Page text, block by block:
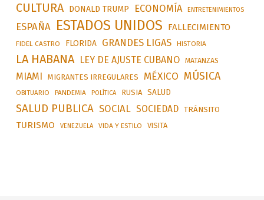
CULTURA DONALD TRUMP ECONOMÍA ENTRETENIMIENTOS
ESPAÑA ESTADOS UNIDOS FALLECIMIENTO
FIDEL CASTRO FLORIDA GRANDES LIGAS HISTORIA
LA HABANA LEY DE AJUSTE CUBANO MATANZAS
MIAMI MIGRANTES IRREGULARES MÉXICO MÚSICA
OBITUARIO PANDEMIA POLÍTICA RUSIA SALUD
SALUD PUBLICA SOCIAL SOCIEDAD TRÁNSITO
TURISMO VENEZUELA VIDA Y ESTILO VISITA